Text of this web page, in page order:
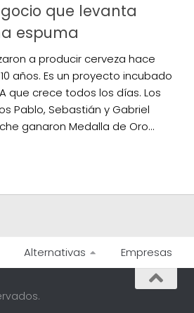
que levanta
espuma
a producir cerveza hace
años. Es un proyecto incubado
que crece todos los días. Los
Pablo, Sebastián y Gabriel
ganaron Medalla de Oro...
Alternativas Empresas